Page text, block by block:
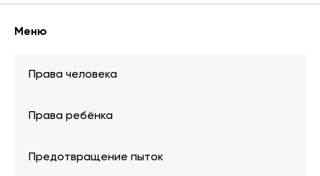
Меню
Права человека
Права ребёнка
Предотвращение пыток